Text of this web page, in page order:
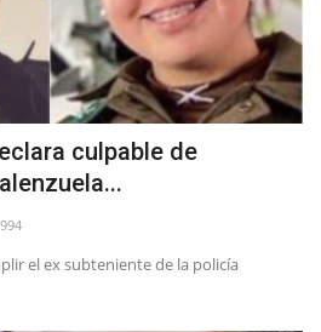
culpable de
994
el ex subteniente de la policía